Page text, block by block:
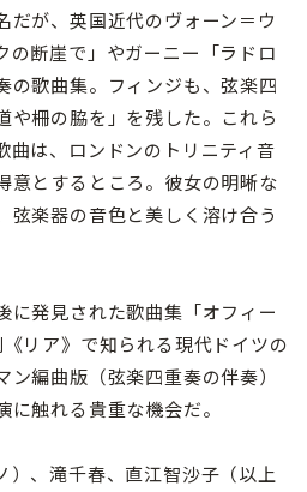
だが、英国近代のヴォーン＝ウ
の断崖で」やガーニー「ラドロ
の歌曲集。フィンジも、弦楽四
や柵の脇を」を残した。これら
曲は、ロンドンのトリニティ音
意とするところ。彼女の明晰な
弦楽器の音色と美しく溶け合う
発見された歌曲集「オフィー
リア》で知られる現代ドイツの
編曲版（弦楽四重奏の伴奏）
触れる貴重な機会だ。
、滝千春、直江智沙子（以上